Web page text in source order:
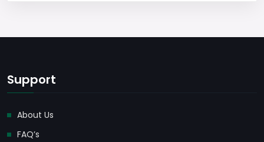
Support
About Us
FAQ’s